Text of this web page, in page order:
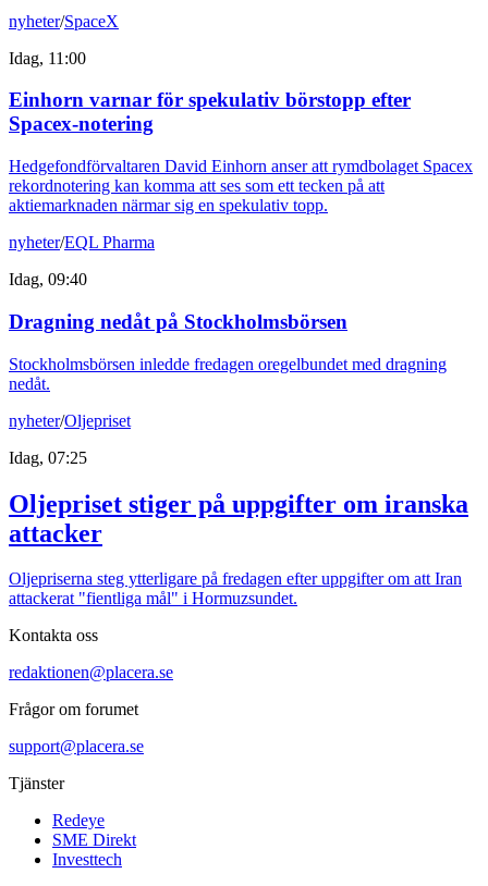
nyheter/SpaceX
Idag, 11:00
Einhorn varnar för spekulativ börstopp efter
Spacex-notering
Hedgefondförvaltaren David Einhorn anser att rymdbolaget Spacex
rekordnotering kan komma att ses som ett tecken på att
aktiemarknaden närmar sig en spekulativ topp.
nyheter/EQL Pharma
Idag, 09:40
Dragning nedåt på Stockholmsbörsen
Stockholmsbörsen inledde fredagen oregelbundet med dragning
nedåt.
nyheter/Oljepriset
Idag, 07:25
Oljepriset stiger på uppgifter om iranska
attacker
Oljepriserna steg ytterligare på fredagen efter uppgifter om att Iran
attackerat "fientliga mål" i Hormuzsundet.
Kontakta oss
redaktionen@placera.se
Frågor om forumet
support@placera.se
Tjänster
Redeye
SME Direkt
Investtech